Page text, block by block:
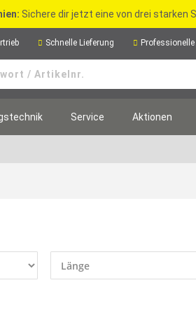
Sichere dir jetzt eine von drei starken
Schnelle Lieferung
Service Aktionen